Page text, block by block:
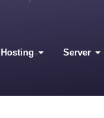
Hosting Server